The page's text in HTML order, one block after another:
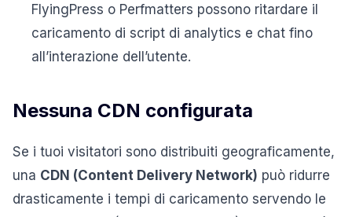
FlyingPress o Perfmatters possono ritardare il
caricamento di script di analytics e chat fino
all’interazione dell’utente.
Nessuna CDN configurata
Se i tuoi visitatori sono distribuiti geograficamente,
una CDN (Content Delivery Network) può ridurre
drasticamente i tempi di caricamento servendo le